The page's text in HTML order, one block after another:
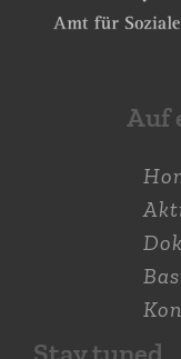
Auf